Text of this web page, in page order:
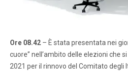
Ore 08.42 – È stata presentata nei
cuore” nell’ambito delle elezioni che
2021 per il rinnovo del Comitato degli